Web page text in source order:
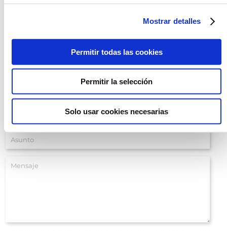
Mostrar detalles
Permitir todas las cookies
Permitir la selección
Solo usar cookies necesarias
Pregúntanos